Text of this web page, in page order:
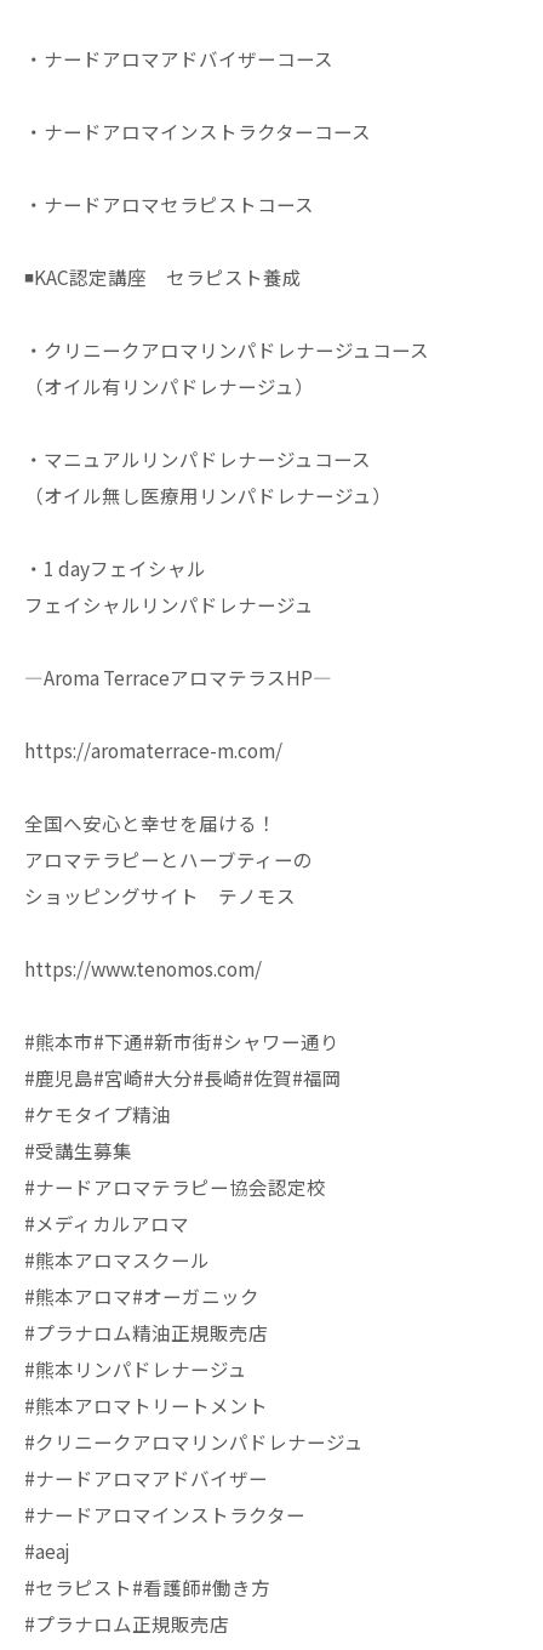
・ナードアロマアドバイザーコース
・ナードアロマインストラクターコース
・ナードアロマセラピストコース
◾️KAC認定講座 セラピスト養成
・クリニークアロマリンパドレナージュコース
（オイル有リンパドレナージュ）
・マニュアルリンパドレナージュコース
（オイル無し医療用リンパドレナージュ）
・1 dayフェイシャル
フェイシャルリンパドレナージュ
—Aroma TerraceアロマテラスHP—
https://aromaterrace-m.com/
全国へ安心と幸せを届ける！
アロマテラピーとハーブティーの
ショッピングサイト テノモス
https://www.tenomos.com/
#熊本市#下通#新市街#シャワー通り
#鹿児島#宮崎#大分#長崎#佐賀#福岡
#ケモタイプ精油
#受講生募集
#ナードアロマテラピー協会認定校
#メディカルアロマ
#熊本アロマスクール
#熊本アロマ#オーガニック
#プラナロム精油正規販売店
#熊本リンパドレナージュ
#熊本アロマトリートメント
#クリニークアロマリンパドレナージュ
#ナードアロマアドバイザー
#ナードアロマインストラクター
#aeaj
#セラピスト#看護師#働き方
#プラナロム正規販売店